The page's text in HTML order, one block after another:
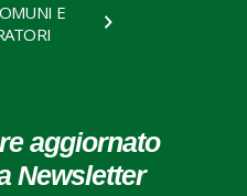
E
aggiornato
Newsletter